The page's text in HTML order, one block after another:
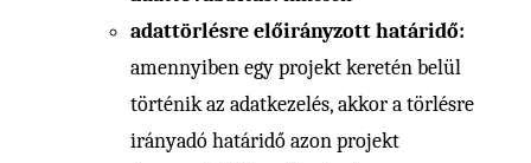
adattörlésre előirányzott határidő:
amennyiben egy projekt keretén belül
történik az adatkezelés, akkor a törlésre
irányadó határidő azon projekt